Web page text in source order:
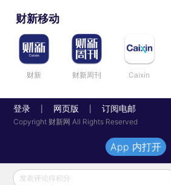
财新移动
财新 财新周刊 Caixin
登录 网页版 订阅电邮
Copyright 财新网 All Rights Reserved
发表评论得积分
App 内打开